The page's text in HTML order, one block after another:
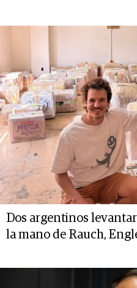
Dos argentinos
la mano de Rauch,